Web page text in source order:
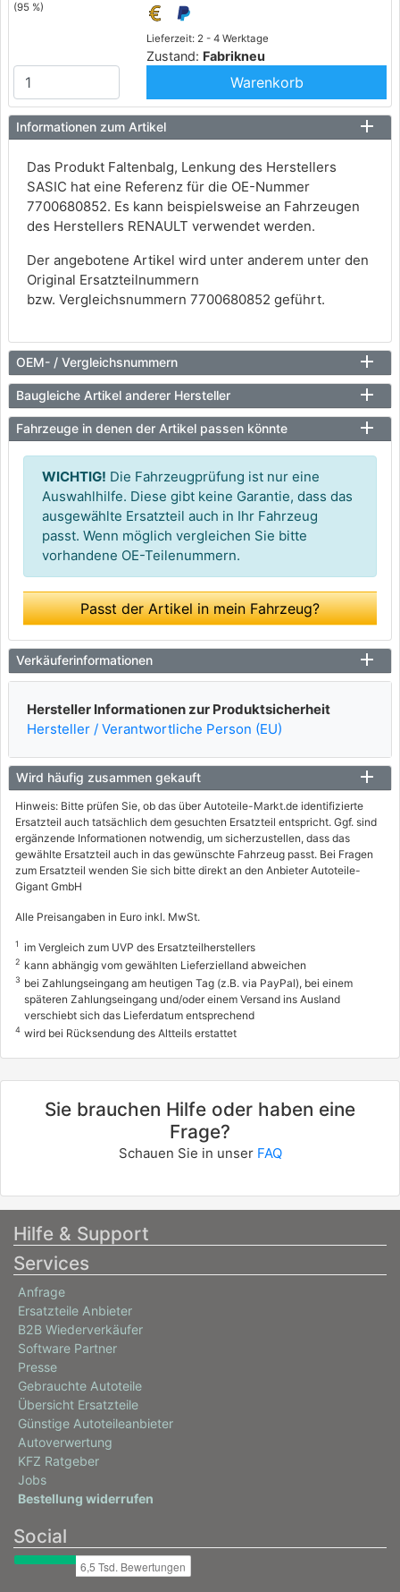
(95 %)
Lieferzeit: 2 - 4 Werktage
Zustand: Fabrikneu
Warenkorb
Informationen zum Artikel
Das Produkt Faltenbalg, Lenkung des Herstellers
SASIC hat eine Referenz für die OE-Nummer
7700680852. Es kann beispielsweise an Fahrzeugen
des Herstellers RENAULT verwendet werden.
Der angebotene Artikel wird unter anderem unter den
Original Ersatzteilnummern
bzw. Vergleichsnummern 7700680852 geführt.
OEM- / Vergleichsnummern
Baugleiche Artikel anderer Hersteller
Fahrzeuge in denen der Artikel passen könnte
WICHTIG! Die Fahrzeugprüfung ist nur eine
Auswahlhilfe. Diese gibt keine Garantie, dass das
ausgewählte Ersatzteil auch in Ihr Fahrzeug
passt. Wenn möglich vergleichen Sie bitte
vorhandene OE-Teilenummern.
Passt der Artikel in mein Fahrzeug?
Verkäuferinformationen
Hersteller Informationen zur Produktsicherheit
Hersteller / Verantwortliche Person (EU)
Wird häufig zusammen gekauft
Hinweis: Bitte prüfen Sie, ob das über Autoteile-Markt.de identifizierte
Ersatzteil auch tatsächlich dem gesuchten Ersatzteil entspricht. Ggf. sind
ergänzende Informationen notwendig, um sicherzustellen, dass das
gewählte Ersatzteil auch in das gewünschte Fahrzeug passt. Bei Fragen
zum Ersatzteil wenden Sie sich bitte direkt an den Anbieter Autoteile-
Gigant GmbH
Alle Preisangaben in Euro inkl. MwSt.
1 im Vergleich zum UVP des Ersatzteilherstellers
2 kann abhängig vom gewählten Lieferzielland abweichen
3 bei Zahlungseingang am heutigen Tag (z.B. via PayPal), bei einem
späteren Zahlungseingang und/oder einem Versand ins Ausland
verschiebt sich das Lieferdatum entsprechend
4 wird bei Rücksendung des Altteils erstattet
Sie brauchen Hilfe oder haben eine
Frage?
Schauen Sie in unser FAQ
Hilfe & Support
Services
Anfrage
Ersatzteile Anbieter
B2B Wiederverkäufer
Software Partner
Presse
Gebrauchte Autoteile
Übersicht Ersatzteile
Günstige Autoteileanbieter
Autoverwertung
KFZ Ratgeber
Jobs
Bestellung widerrufen
Social